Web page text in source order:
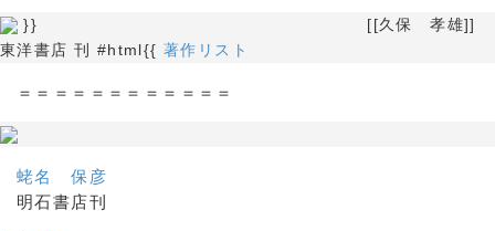
}} [[久保 孝雄]]
東洋書店 刊 #html{{ 著作リスト
＝＝＝＝＝＝＝＝＝＝＝＝
蛯名 保彦
明石書店刊